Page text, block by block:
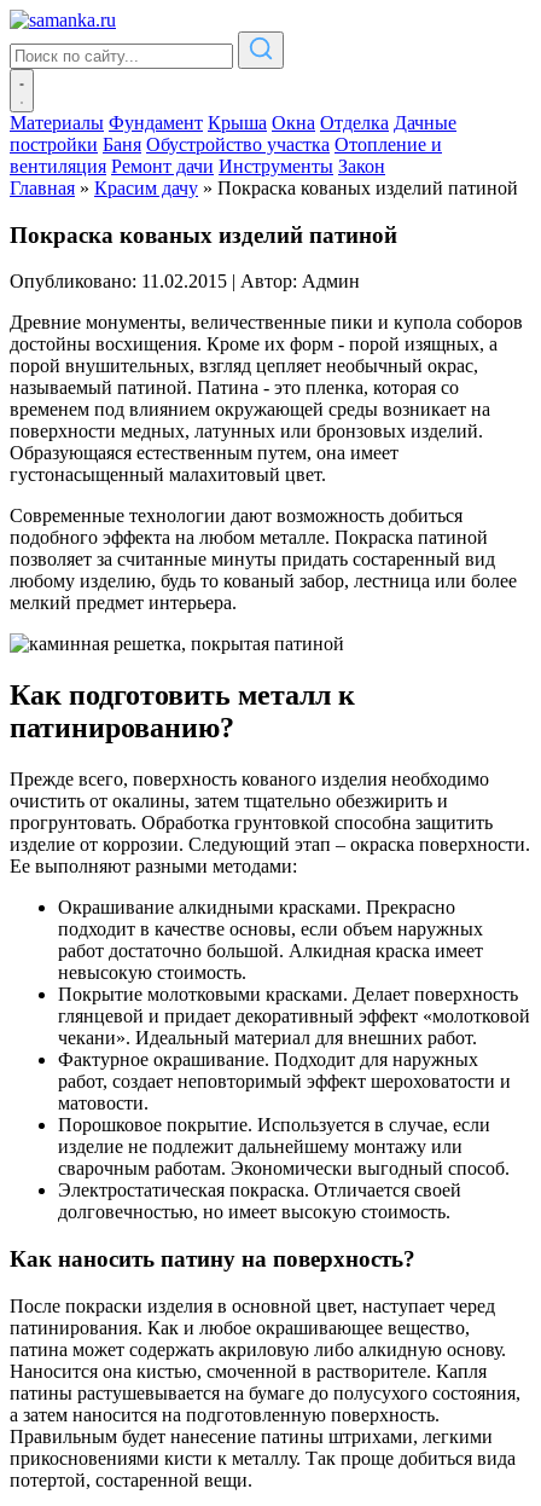
Материалы Фундамент Крыша Окна Отделка Дачные
постройки Баня Обустройство участка Отопление и
вентиляция Ремонт дачи Инструменты Закон
Главная » Красим дачу » Покраска кованых изделий патиной
Покраска кованых изделий патиной
Опубликовано: 11.02.2015 | Автор: Админ
Древние монументы, величественные пики и купола соборов
достойны восхищения. Кроме их форм - порой изящных, а
порой внушительных, взгляд цепляет необычный окрас,
называемый патиной. Патина - это пленка, которая со
временем под влиянием окружающей среды возникает на
поверхности медных, латунных или бронзовых изделий.
Образующаяся естественным путем, она имеет
густонасыщенный малахитовый цвет.
Современные технологии дают возможность добиться
подобного эффекта на любом металле. Покраска патиной
позволяет за считанные минуты придать состаренный вид
любому изделию, будь то кованый забор, лестница или более
мелкий предмет интерьера.
Как подготовить металл к
патинированию?
Прежде всего, поверхность кованого изделия необходимо
очистить от окалины, затем тщательно обезжирить и
прогрунтовать. Обработка грунтовкой способна защитить
изделие от коррозии. Следующий этап – окраска поверхности.
Ее выполняют разными методами:
Окрашивание алкидными красками. Прекрасно
подходит в качестве основы, если объем наружных
работ достаточно большой. Алкидная краска имеет
невысокую стоимость.
Покрытие молотковыми красками. Делает поверхность
глянцевой и придает декоративный эффект «молотковой
чекани». Идеальный материал для внешних работ.
Фактурное окрашивание. Подходит для наружных
работ, создает неповторимый эффект шероховатости и
матовости.
Порошковое покрытие. Используется в случае, если
изделие не подлежит дальнейшему монтажу или
сварочным работам. Экономически выгодный способ.
Электростатическая покраска. Отличается своей
долговечностью, но имеет высокую стоимость.
Как наносить патину на поверхность?
После покраски изделия в основной цвет, наступает черед
патинирования. Как и любое окрашивающее вещество,
патина может содержать акриловую либо алкидную основу.
Наносится она кистью, смоченной в растворителе. Капля
патины растушевывается на бумаге до полусухого состояния,
а затем наносится на подготовленную поверхность.
Правильным будет нанесение патины штрихами, легкими
прикосновениями кисти к металлу. Так проще добиться вида
потертой, состаренной вещи.